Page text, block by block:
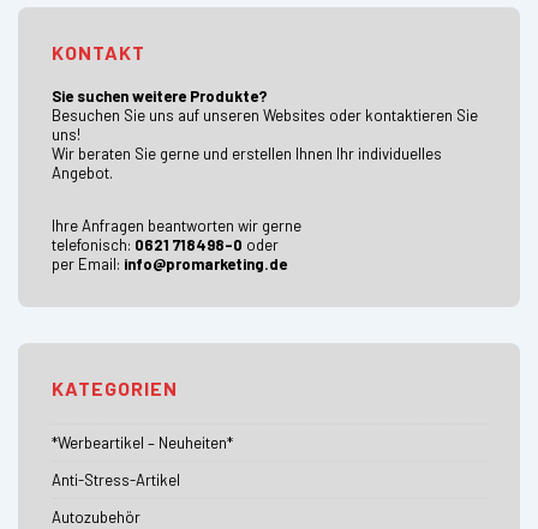
KONTAKT
Sie suchen weitere Produkte?
Besuchen Sie uns auf unseren Websites oder kontaktieren Sie
uns!
Wir beraten Sie gerne und erstellen Ihnen Ihr individuelles
Angebot.
Ihre Anfragen beantworten wir gerne
telefonisch: 0621 718498-0 oder
per Email: info@promarketing.de
KATEGORIEN
*Werbeartikel – Neuheiten*
Anti-Stress-Artikel
Autozubehör